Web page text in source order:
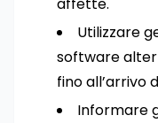
Utilizzare
software
fino all’arrivo
Informare